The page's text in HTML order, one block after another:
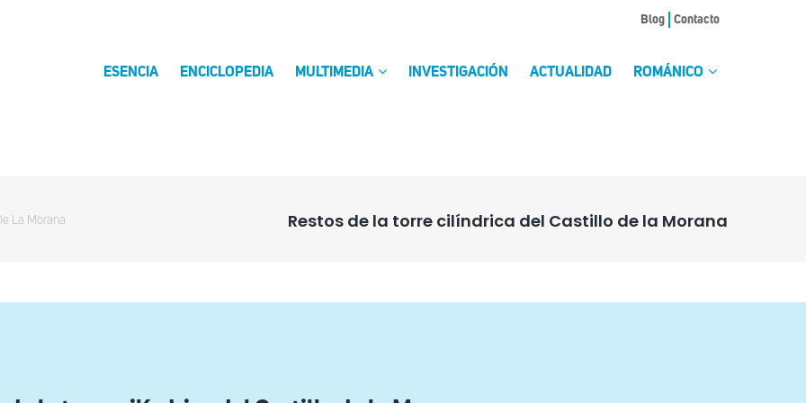
Blog Contacto
ESENCIA ENCICLOPEDIA MULTIMEDIA INVESTIGACIÓN ACTUALIDAD ROMÁNICO
Restos de la torre cilíndrica del Castillo de la Morana
La Morana